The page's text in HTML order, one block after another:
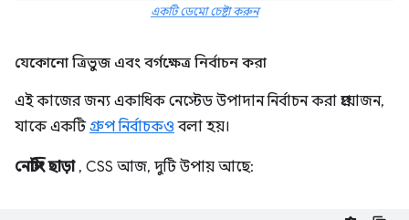
একটি ডেমো চেষ্টা করুন
যেকোনো ত্রিভুজ এবং বর্গক্ষেত্র নির্বাচন করা
এই কাজের জন্য একাধিক নেস্টেড উপাদান নির্বাচন করা প্রয়োজন,
যাকে একটিগ্রুপ নির্বাচকও বলা হয়।
নেস্টিং ছাড়া, CSS আজ, দুটি উপায় আছে: